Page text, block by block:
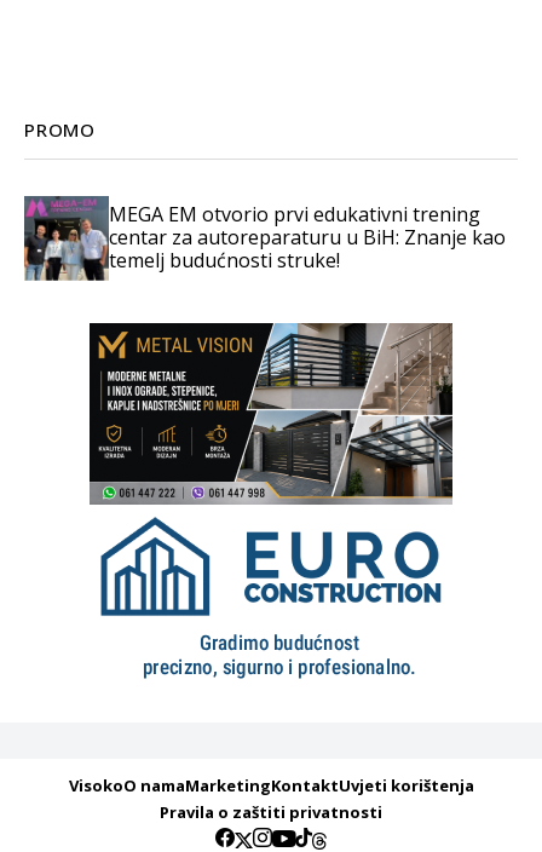
PROMO
MEGA EM otvorio prvi edukativni trening
centar za autoreparaturu u BiH: Znanje kao
temelj budućnosti struke!
VisokoO namaMarketingKontaktUvjeti korištenja
Pravila o zaštiti privatnosti